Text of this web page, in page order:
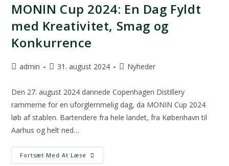
MONIN Cup 2024: En Dag Fyldt
med Kreativitet, Smag og
Konkurrence
admin 31. august 2024 Nyheder
Den 27. august 2024 dannede Copenhagen Distillery
rammerne for en uforglemmelig dag, da MONIN Cup 2024
løb af stablen. Bartendere fra hele landet, fra København til
Aarhus og helt ned…
Fortsæt Med At Læse